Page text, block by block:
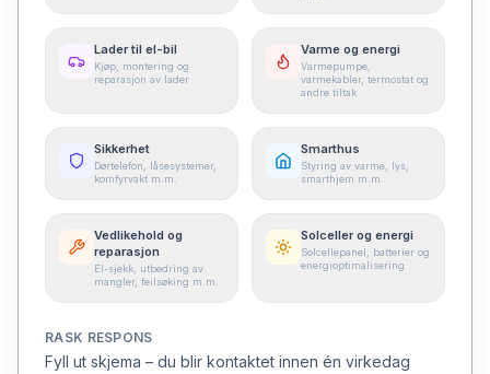
Lader til el-bil
Kjøp, montering og
reparasjon av lader
Varme og energi
Varmepumpe,
varmekabler, termostat og
andre tiltak
Sikkerhet
Dørtelefon, låsesystemer,
komfyrvakt m.m.
Smarthus
Styring av varme, lys,
smarthjem m.m.
Vedlikehold og
reparasjon
El-sjekk, utbedring av
mangler, feilsøking m.m.
Solceller og energi
Solcellepanel, batterier og
energioptimalisering
RASK RESPONS
Fyll ut skjema – du blir kontaktet innen én virkedag